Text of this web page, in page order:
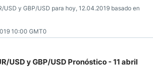
USD y GBP/USD para hoy, 12.04.2019 basado en
10:00 GMT0
USD y GBP/USD Pronóstico - 11 abril